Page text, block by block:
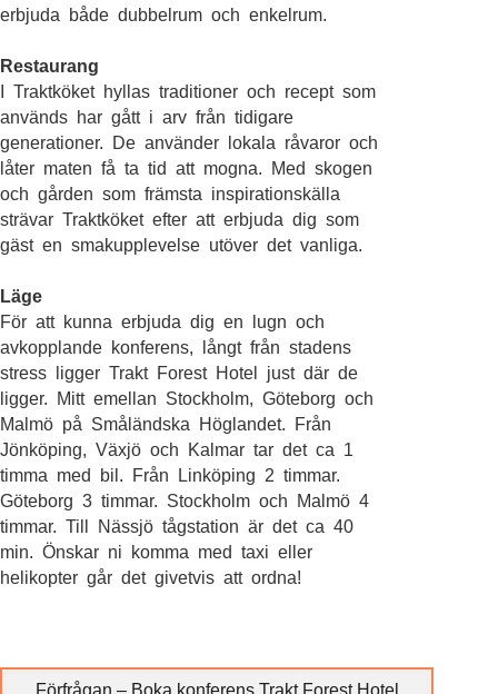
erbjuda både dubbelrum och enkelrum.
Restaurang
I Traktköket hyllas traditioner och recept som
används har gått i arv från tidigare
generationer. De använder lokala råvaror och
låter maten få ta tid att mogna. Med skogen
och gården som främsta inspirationskälla
strävar Traktköket efter att erbjuda dig som
gäst en smakupplevelse utöver det vanliga.
Läge
För att kunna erbjuda dig en lugn och
avkopplande konferens, långt från stadens
stress ligger Trakt Forest Hotel just där de
ligger. Mitt emellan Stockholm, Göteborg och
Malmö på Småländska Höglandet. Från
Jönköping, Växjö och Kalmar tar det ca 1
timma med bil. Från Linköping 2 timmar.
Göteborg 3 timmar. Stockholm och Malmö 4
timmar. Till Nässjö tågstation är det ca 40
min. Önskar ni komma med taxi eller
helikopter går det givetvis att ordna!
Förfrågan – Boka konferens Trakt Forest Hotel